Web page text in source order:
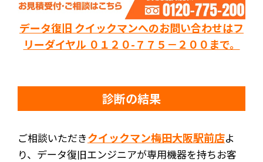
データ復旧 クイックマンへのお問い合わせはフ
リーダイヤル ０１２０-７７５－２００まで。
診断の結果
ご相談いただきクイックマン梅田大阪駅前店よ
り、データ復旧エンジニアが専用機器を持ちお客